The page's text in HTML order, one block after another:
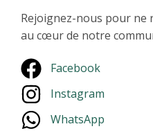
Rejoignez-nous pour
au cœur de notre
Facebook
Instagram
WhatsApp